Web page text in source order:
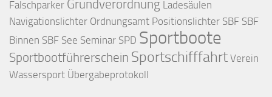
Falschparker Grundverordnung Ladesäulen
Navigationslichter Ordnungsamt Positionslichter SBF SBF
Binnen SBF See Seminar SPD Sportboote
Sportbootführerschein Sportschifffahrt Verein
Wassersport Übergabeprotokoll